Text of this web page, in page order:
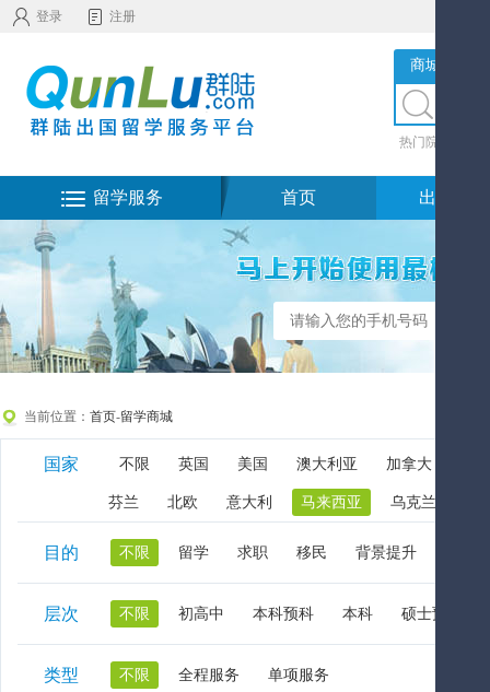
登录 注册
商城服务
热门院校
留学服务 首页 出国留学
当前位置： 首页-留学商城
国家 不限 英国 美国 澳大利亚 加拿大
芬兰 北欧 意大利 马来西亚 乌克兰
目的 不限 留学 求职 移民 背景提升
层次 不限 初高中 本科预科 本科 硕士预科
类型 不限 全程服务 单项服务